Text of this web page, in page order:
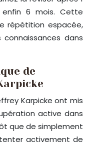
enfin 6 mois. Cette
répétition espacée,
dans
de
Karpicke ont mis
active dans
que de simplement
activement de